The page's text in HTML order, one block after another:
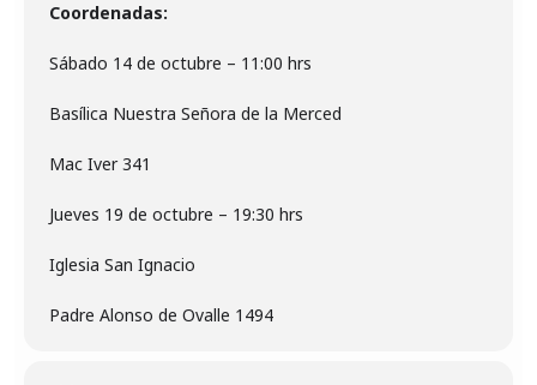
Coordenadas:
Sábado 14 de octubre – 11:00 hrs
Basílica Nuestra Señora de la Merced
Mac Iver 341
Jueves 19 de octubre – 19:30 hrs
Iglesia San Ignacio
Padre Alonso de Ovalle 1494